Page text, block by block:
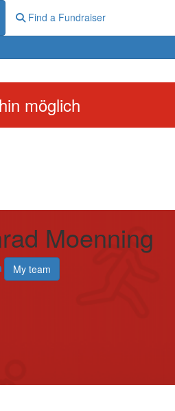
Find a Fundraiser
möglich
Moenning
My team